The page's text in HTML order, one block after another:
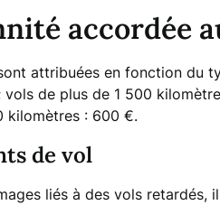
accordée
attribuées en fonction du
de plus de 1 500
kilomètres : 600 €.
de vol
liés à des vols